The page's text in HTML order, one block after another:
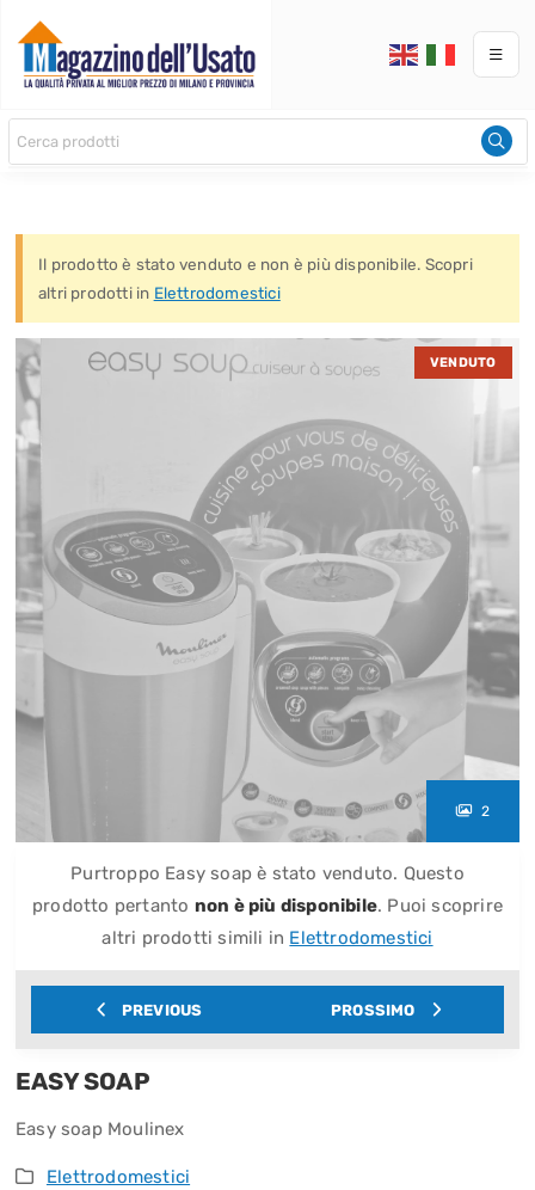
Il prodotto è stato venduto e non è più disponibile. Scopri
altri prodotti in Elettrodomestici
2
VENDUTO
Purtroppo Easy soap è stato venduto. Questo
prodotto pertanto non è più disponibile. Puoi scoprire
altri prodotti simili in Elettrodomestici
PREVIOUS PROSSIMO
EASY SOAP
Easy soap Moulinex
Elettrodomestici